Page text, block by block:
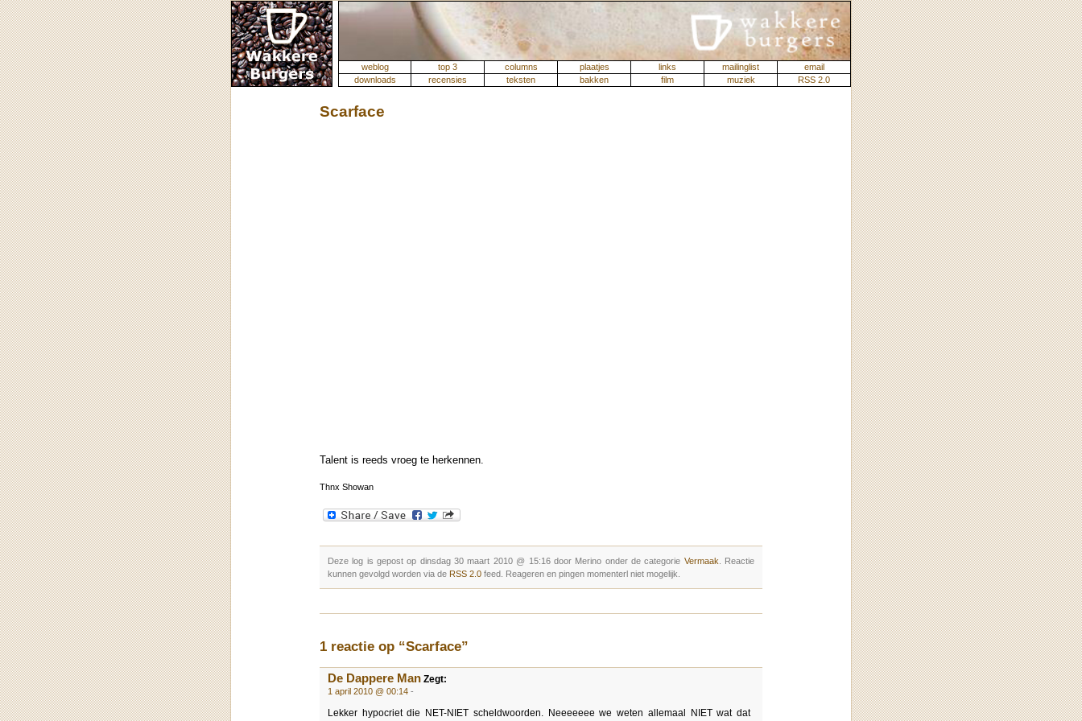
weblog top 3 columns plaatjes links mailinglist
email
downloads
recensies teksten bakken film muziek RSS 2.0
Scarface
Talent is reeds vroeg te herkennen.
Thnx Showan
Deze log is gepost op dinsdag 30 maart 2010 @ 15:16 door Merino onder de categorie Vermaak . Reactie
kunnen gevolgd worden via de RSS 2.0 feed. Reageren en pingen momenterl niet mogelijk.
1 reactie op “Scarface”
De Dappere Man Zegt:
1 april 2010 @ 00:14 -
Lekker hypocriet die NET-NIET scheldwoorden. Neeeeeee we weten allemaal NIET wat dat